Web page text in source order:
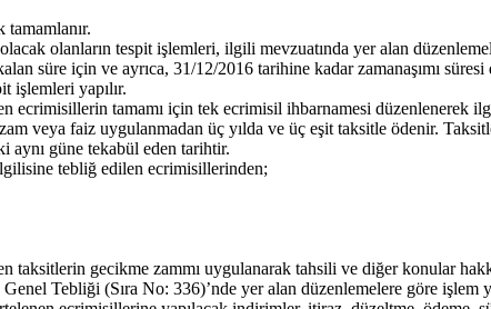
olanların tespit işlemleri, ilgili mevzuatında yer alan
süre için ve ayrıca, 31/12/2016 tarihine kadar zamanaşımı
işlemleri yapılır.
tamamı için tek ecrimisil ihbarnamesi düzenlenerek
veya faiz uygulanmadan üç yılda ve üç eşit taksitle ödenir.
aynı güne tekabül eden tarihtir.
tebliğ edilen ecrimisillerinden;
gecikme zammı uygulanarak tahsili ve diğer konular
Tebliği (Sıra No: 336)’nde yer alan düzenlemelere göre işlem